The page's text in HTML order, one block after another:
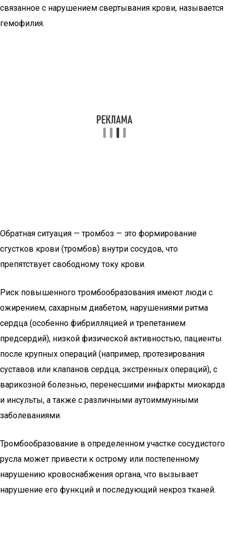
связанное с нарушением свертывания крови, называется
гемофилия.
Обратная ситуация — тромбоз — это формирование
сгустков крови (тромбов) внутри сосудов, что
препятствует свободному току крови.
Риск повышенного тромбообразования имеют люди с
ожирением, сахарным диабетом, нарушениями ритма
сердца (особенно фибрилляцией и трепетанием
предсердий), низкой физической активностью, пациенты
после крупных операций (например, протезирования
суставов или клапанов сердца, экстренных операций), с
варикозной болезнью, перенесшими инфаркты миокарда
и инсульты, а также с различными аутоиммунными
заболеваниями.
Тромбообразование в определенном участке сосудистого
русла может привести к острому или постепенному
нарушению кровоснабжения органа, что вызывает
нарушение его функций и последующий некроз тканей.